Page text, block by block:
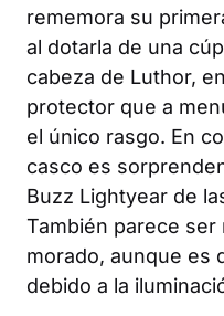
rememora su
al dotarla de una
cabeza de Luthor,
protector que a
el único rasgo. En
casco es
Buzz Lightyear de
También parece
morado, aunque es
debido a la